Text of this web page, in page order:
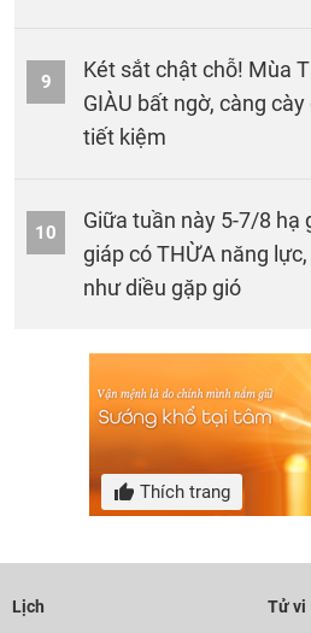
9
Két sắt chật chỗ! Mùa
GIÀU bất ngờ, càng
tiết kiệm
10
Giữa tuần này 5-7/8 hạ
giáp có THỪA năng
như diều gặp gió
Thích trang
Lịch
Tử vi